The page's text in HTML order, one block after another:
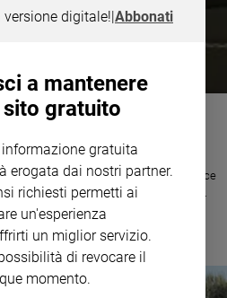
ai miliziani di Al Nusra feriti,
protestano ma Israele preferisce
estremisti islamici. E per il futuro...
digitale!|Abbonati
a mantenere
gratuito
gratuita
erogata dai nostri partner.
richiesti permetti ai
un'esperienza
un miglior servizio.
di revocare il
momento.